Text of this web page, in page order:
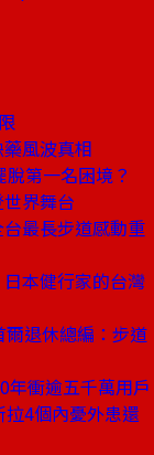
風波真相
第一名困境？
界舞台
最長步道感動重
本健行家的台灣
退休總編：步道
衝逾五千萬用戶
4個內憂外患還